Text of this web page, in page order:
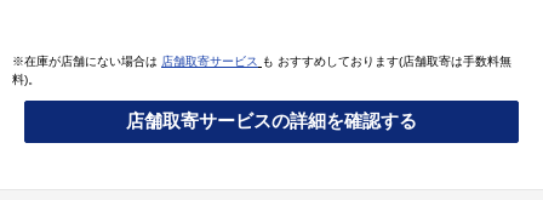
※在庫が店舗にない場合は 店舗取寄サービス
も おすすめしております(店舗取寄は手数料無
料)。
店舗取寄サービスの詳細を確認する